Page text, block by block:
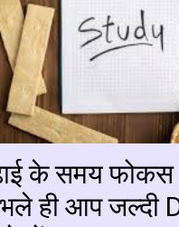
के समय
ही आप जल्दी